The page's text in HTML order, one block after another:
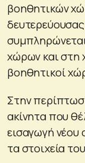
βοηθητικών
χώρων και στη
βοηθητικοί
Στην
ακίνητα που
εισαγωγή νέου
τα στοιχεία